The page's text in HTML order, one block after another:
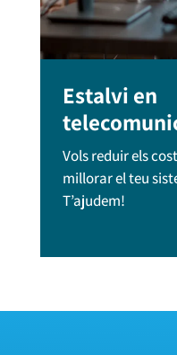
Estalvi en
Vols reduir els
millorar el teu
T’ajudem!